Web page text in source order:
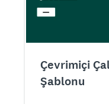
Çevrimiçi
Şablonu